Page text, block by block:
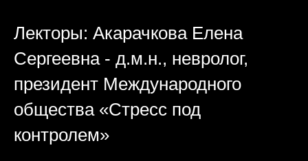
Лекторы: Акарачкова Елена
Сергеевна - д.м.н., невролог,
президент Международного
общества «Стресс под
контролем»